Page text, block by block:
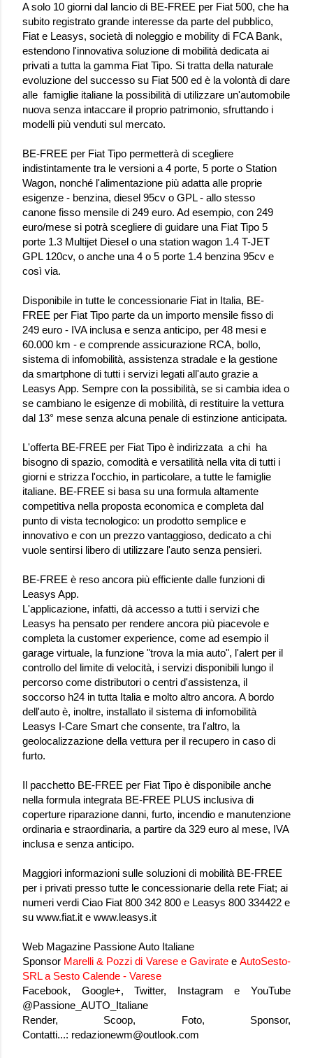
A solo 10 giorni dal lancio di BE-FREE per Fiat 500, che ha
subito registrato grande interesse da parte del pubblico,
Fiat e Leasys, società di noleggio e mobility di FCA Bank,
estendono l'innovativa soluzione di mobilità dedicata ai
privati a tutta la gamma Fiat Tipo. Si tratta della naturale
evoluzione del successo su Fiat 500 ed è la volontà di dare
alle famiglie italiane la possibilità di utilizzare un'automobile
nuova senza intaccare il proprio patrimonio, sfruttando i
modelli più venduti sul mercato.
BE-FREE per Fiat Tipo permetterà di scegliere
indistintamente tra le versioni a 4 porte, 5 porte o Station
Wagon, nonché l'alimentazione più adatta alle proprie
esigenze - benzina, diesel 95cv o GPL - allo stesso
canone fisso mensile di 249 euro. Ad esempio, con 249
euro/mese si potrà scegliere di guidare una Fiat Tipo 5
porte 1.3 Multijet Diesel o una station wagon 1.4 T-JET
GPL 120cv, o anche una 4 o 5 porte 1.4 benzina 95cv e
così via.
Disponibile in tutte le concessionarie Fiat in Italia, BE-
FREE per Fiat Tipo parte da un importo mensile fisso di
249 euro - IVA inclusa e senza anticipo, per 48 mesi e
60.000 km - e comprende assicurazione RCA, bollo,
sistema di infomobilità, assistenza stradale e la gestione
da smartphone di tutti i servizi legati all'auto grazie a
Leasys App. Sempre con la possibilità, se si cambia idea o
se cambiano le esigenze di mobilità, di restituire la vettura
dal 13° mese senza alcuna penale di estinzione anticipata.
L'offerta BE-FREE per Fiat Tipo è indirizzata a chi ha
bisogno di spazio, comodità e versatilità nella vita di tutti i
giorni e strizza l'occhio, in particolare, a tutte le famiglie
italiane. BE-FREE si basa su una formula altamente
competitiva nella proposta economica e completa dal
punto di vista tecnologico: un prodotto semplice e
innovativo e con un prezzo vantaggioso, dedicato a chi
vuole sentirsi libero di utilizzare l'auto senza pensieri.
BE-FREE è reso ancora più efficiente dalle funzioni di
Leasys App.
L'applicazione, infatti, dà accesso a tutti i servizi che
Leasys ha pensato per rendere ancora più piacevole e
completa la customer experience, come ad esempio il
garage virtuale, la funzione "trova la mia auto", l'alert per il
controllo del limite di velocità, i servizi disponibili lungo il
percorso come distributori o centri d'assistenza, il
soccorso h24 in tutta Italia e molto altro ancora. A bordo
dell'auto è, inoltre, installato il sistema di infomobilità
Leasys I-Care Smart che consente, tra l'altro, la
geolocalizzazione della vettura per il recupero in caso di
furto.
Il pacchetto BE-FREE per Fiat Tipo è disponibile anche
nella formula integrata BE-FREE PLUS inclusiva di
coperture riparazione danni, furto, incendio e manutenzione
ordinaria e straordinaria, a partire da 329 euro al mese, IVA
inclusa e senza anticipo.
Maggiori informazioni sulle soluzioni di mobilità BE-FREE
per i privati presso tutte le concessionarie della rete Fiat; ai
numeri verdi Ciao Fiat 800 342 800 e Leasys 800 334422 e
su www.fiat.it e www.leasys.it
Web Magazine Passione Auto Italiane
Sponsor Marelli & Pozzi di Varese e GavirateeAutoSesto-
SRL a Sesto Calende - Varese
Facebook, Google+, Twitter, Instagram e YouTube
@Passione_AUTO_Italiane
Render, Scoop, Foto, Sponsor,
Contatti...: redazionewm@outlook.com